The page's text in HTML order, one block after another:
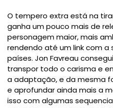
O tempero extra está na
ganha um pouco mais de
personagem maior, mais
rendendo até um link com
países. Jon Favreau
transpor todo o carisma e
a adaptação, e da mesma
e aprofundar ainda mais a
isso com algumas